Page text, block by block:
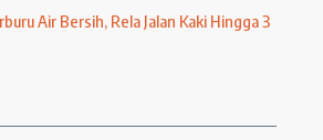
Air Bersih, Rela Jalan Kaki Hingga 3